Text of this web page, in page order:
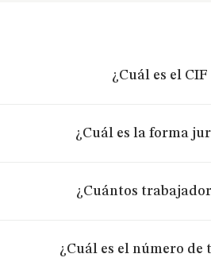
¿Cuál es el
¿Cuál es la forma
¿Cuántos
¿Cuál es el número